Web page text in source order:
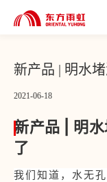
新产品 | 明水
2021-06-18
新产品 | 明
了
我们知道，水无